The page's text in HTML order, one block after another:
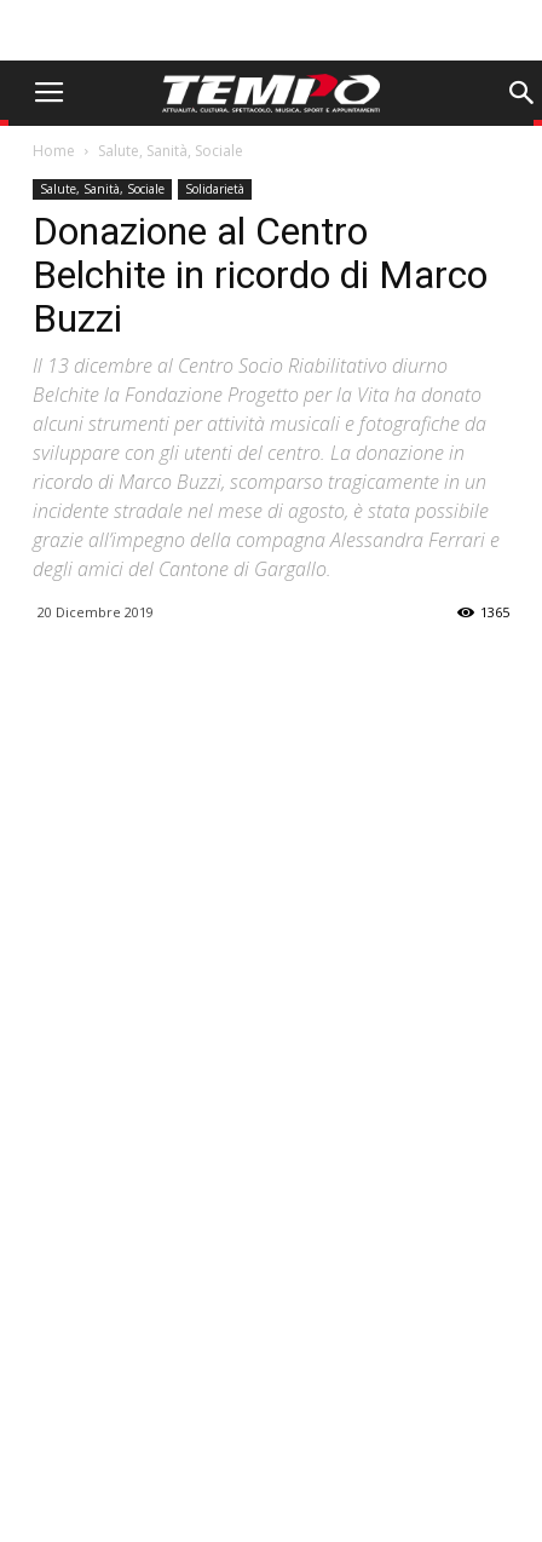
Home Salute, Sanità, Sociale
Salute, Sanità, Sociale Solidarietà
Donazione al Centro
Belchite in ricordo di Marco
Buzzi
Il 13 dicembre al Centro Socio Riabilitativo diurno
Belchite la Fondazione Progetto per la Vita ha donato
alcuni strumenti per attività musicali e fotografiche da
sviluppare con gli utenti del centro. La donazione in
ricordo di Marco Buzzi, scomparso tragicamente in un
incidente stradale nel mese di agosto, è stata possibile
grazie all’impegno della compagna Alessandra Ferrari e
degli amici del Cantone di Gargallo.
20 Dicembre 2019 1365